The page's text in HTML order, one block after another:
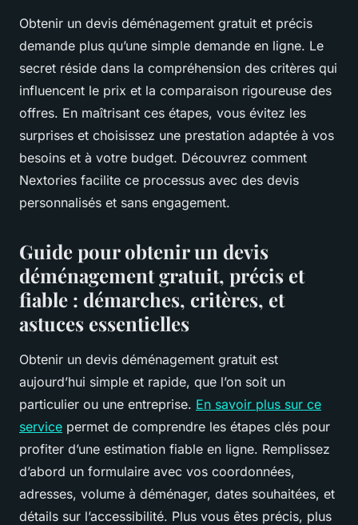
Obtenir un devis déménagement gratuit et précis
demande plus qu’une simple demande en ligne. Le
secret réside dans la compréhension des critères qui
influencent le prix et la comparaison rigoureuse des
offres. En maîtrisant ces étapes, vous évitez les
surprises et choisissez une prestation adaptée à vos
besoins et à votre budget. Découvrez comment
Nextories facilite ce processus avec des devis
personnalisés et sans engagement.
Guide pour obtenir un devis
déménagement gratuit, précis et
fiable : démarches, critères, et
astuces essentielles
Obtenir un devis déménagement gratuit est
aujourd’hui simple et rapide, que l’on soit un
particulier ou une entreprise. En savoir plus sur ce
service permet de comprendre les étapes clés pour
profiter d’une estimation fiable en ligne. Remplissez
d’abord un formulaire avec vos coordonnées,
adresses, volume à déménager, dates souhaitées, et
détails sur l’accessibilité. Plus vous êtes précis, plus